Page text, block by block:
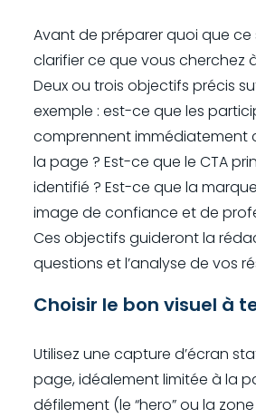
Avant de préparer quoi que ce
clarifier ce que vous cherchez
Deux ou trois objectifs précis
exemple : est-ce que les
comprennent immédiatement
la page ? Est-ce que le CTA
identifié ? Est-ce que la
image de confiance et de
Ces objectifs guideront la
questions et l’analyse de vos
Choisir le bon visuel à
Utilisez une capture d’écran
page, idéalement limitée à la
défilement (le “hero” ou la